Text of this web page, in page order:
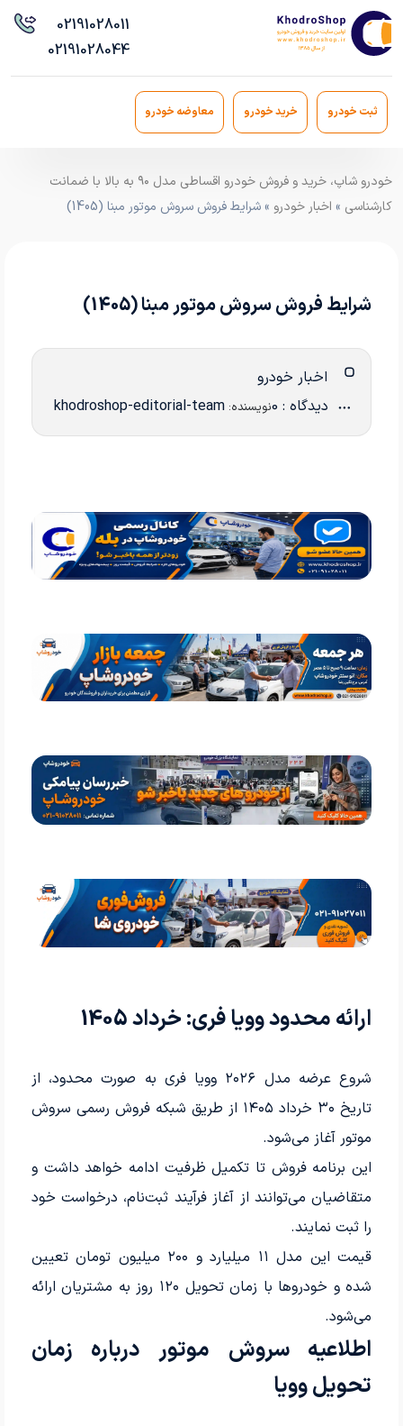
02191028011
02191028044
ثبت خودرو خرید خودرو معاوضه خودرو
خودرو شاپ، خرید و فروش خودرو اقساطی مدل ۹۰ به بالا با ضمانت
کارشناسی » اخبار خودرو » شرایط فروش سروش موتور مبنا (1405)
شرایط فروش سروش موتور مبنا (1405)
اخبار خودرو
دیدگاه : 0 نویسنده: khodroshop-editorial-team
ارائه محدود وویا فری: خرداد 1405
شروع عرضه مدل ۲۰۲۶ وویا فری به صورت محدود، از
تاریخ ۳۰ خرداد ۱۴۰۵ از طریق شبکه فروش رسمی سروش
موتور آغاز می‌شود.
این برنامه فروش تا تکمیل ظرفیت ادامه خواهد داشت و
متقاضیان می‌توانند از آغاز فرآیند ثبت‌نام، درخواست خود
را ثبت نمایند.
قیمت این مدل ۱۱ میلیارد و ۲۰۰ میلیون تومان تعیین
شده و خودروها با زمان تحویل ۱۲۰ روز به مشتریان ارائه
می‌شود.
اطلاعیه سروش موتور درباره زمان
تحویل وویا